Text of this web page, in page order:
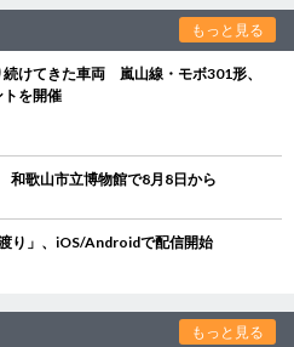
もっと見る
けてきた車両 嵐山線・モボ301形、
を開催
歌山市立博物館で8月8日から
り」、iOS/Androidで配信開始
もっと見る